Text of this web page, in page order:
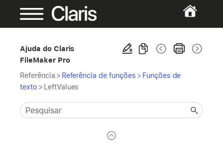
Ajuda do Claris
FileMaker Pro
Referência > Referência de funções > Funções de
texto > LeftValues